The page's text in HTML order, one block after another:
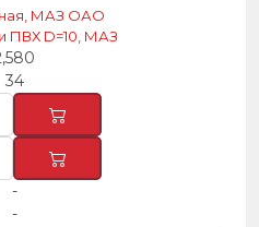
МАЗ ОАО
ПВХ D=10, МАЗ
34
-
-